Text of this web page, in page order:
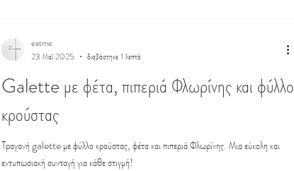
Galette με φέτα, πιπεριά Φλωρίνης και φύλλο
κρούστας
Τραγανή galette με φύλλο κρούστας, φέτα και πιπεριά Φλωρίνης. Μια εύκολη και
εντυπωσιακή συνταγή για κάθε στιγμή!
eatme
23 Μαΐ 2025
διαβάστηκε 1 λεπτά